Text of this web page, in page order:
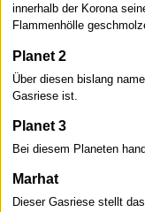
innerhalb der Korona
Flammenhölle
Planet 2
Über diesen bislang
Gasriese ist.
Planet 3
Bei diesem Planeten
Marhat
Dieser Gasriese stellt